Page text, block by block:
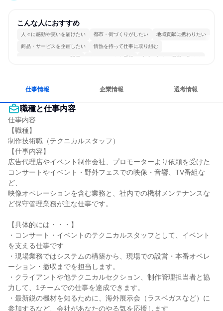
こんな人におすすめ
人々に感動や笑いを届けたい 都市・街づくりがしたい 地域貢献に携わりたい
商品・サービスを企画したい 情熱を持って仕事に取り組む
コミュニケーションが活発 チームワークを重視 自分の好きな場所で働ける
仕事情報 企業情報 選考情報
職種と仕事内容
仕事内容
【職種】
制作技術職（テクニカルスタッフ）
【仕事内容】
広告代理店やイベント制作会社、プロモーターより依頼を受けた
コンサートやイベント・野外フェスでの映像・音響、TV番組な
ど、
映像オペレーションを含む業務と、社内での機材メンテナンスな
ど保守管理業務が主な仕事です。
【具体的には・・・】
・コンサート・イベントのテクニカルスタッフとして、イベント
を支える仕事です
・現場業務ではシステムの構築から、現場での設営・本番オペレ
ーション・撤収までを担当します。
・クライアントや他テクニカルセクション、制作管理担当者と協
力して、1チームでの仕事を達成できます。
・最新鋭の機材を知るために、海外展示会（ラスベガスなど）に
参加するなど、会社があなたのやる気を応援します